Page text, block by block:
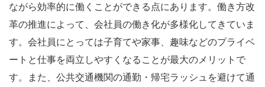
ながら効率的に働くことができる点にあります。働き方改
革の推進によって、会社員の働き化が多様化してきていま
す。会社員にとっては子育てや家事、趣味などのプライベ
ートと仕事を両立しやすくなることが最大のメリットで
す。また、公共交通機関の通勤・帰宅ラッシュを避けて通